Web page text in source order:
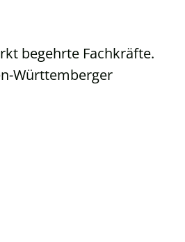
begehrte Fachkräfte.
Württemberger